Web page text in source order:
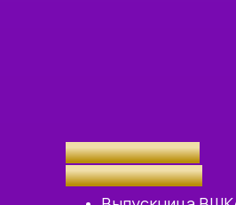
КУРАТОР КУРСА
Алёна Ивершина